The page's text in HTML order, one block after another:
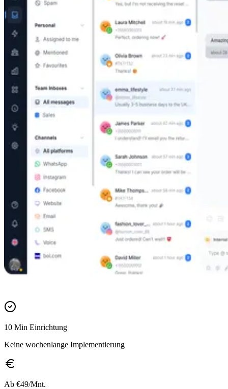
10 Min Einrichtung
Keine wochenlange Implementierung
Ab €49/Mnt.